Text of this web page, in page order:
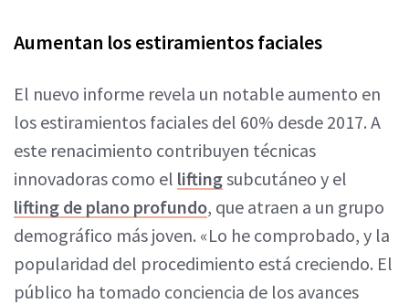
Aumentan los estiramientos faciales
El nuevo informe revela un notable aumento en
los estiramientos faciales del 60% desde 2017. A
este renacimiento contribuyen técnicas
innovadoras como el liftingsubcutáneo y el
lifting de plano profundo, que atraen a un grupo
demográfico más joven. «Lo he comprobado, y la
popularidad del procedimiento está creciendo. El
público ha tomado conciencia de los avances